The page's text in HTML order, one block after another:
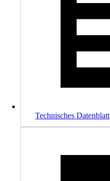
Technisches Datenblatt